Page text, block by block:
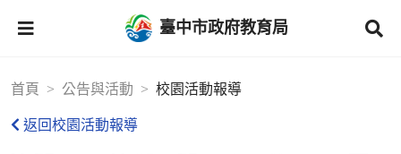
臺中市政府教育局
首頁 公告與活動 校園活動報導
返回校園活動報導